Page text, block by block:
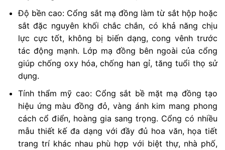
Độ bền cao: Cổng sắt mạ đồng làm từ sắt hộp hoặc
sắt đặc nguyên khối chắc chắn, có khả năng chịu
lực cực tốt, không bị biến dạng, cong vênh trước
tác động mạnh. Lớp mạ đồng bên ngoài của cổng
giúp chống oxy hóa, chống han gỉ, tăng tuổi thọ sử
dụng.
Tính thẩm mỹ cao: Cổng sắt bề mặt mạ đồng tạo
hiệu ứng màu đồng đỏ, vàng ánh kim mang phong
cách cổ điển, hoàng gia sang trọng. Cổng có nhiều
mẫu thiết kế đa dạng với đầy đủ hoa văn, họa tiết
trang trí khác nhau phù hợp với biệt thự, nhà phố,